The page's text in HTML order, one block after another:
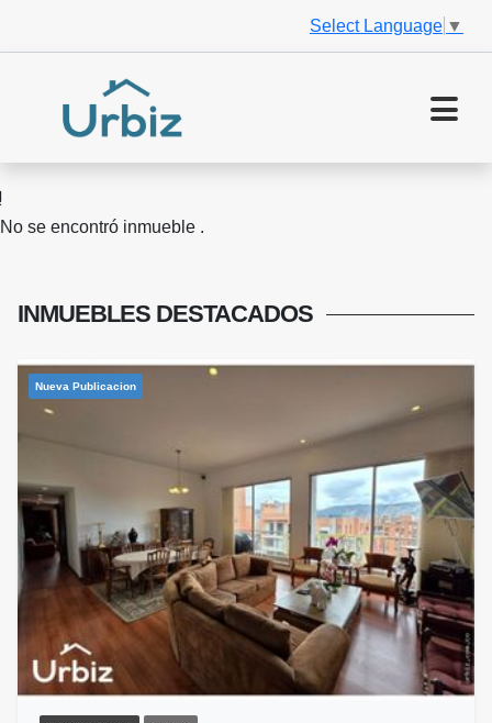
Select Language ▼
No se encontró inmueble .
INMUEBLES DESTACADOS
Nueva Publicacion